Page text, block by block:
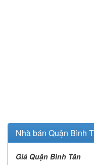
Nhà bán Quận Bình
Giá Quận Bình Tân